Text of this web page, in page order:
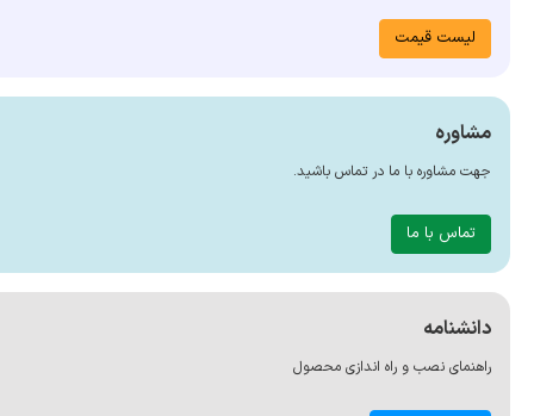
لیست قیمت
مشاوره
جهت مشاوره با ما در تماس باشید.
تماس با ما
دانشنامه
راهنمای نصب و راه اندازی محصول